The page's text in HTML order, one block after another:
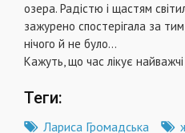
озера. Радістю і щастям
зажурено спостерігала за
нічого й не було…
Кажуть, що час лікує
Теги:
Лариса Громадська